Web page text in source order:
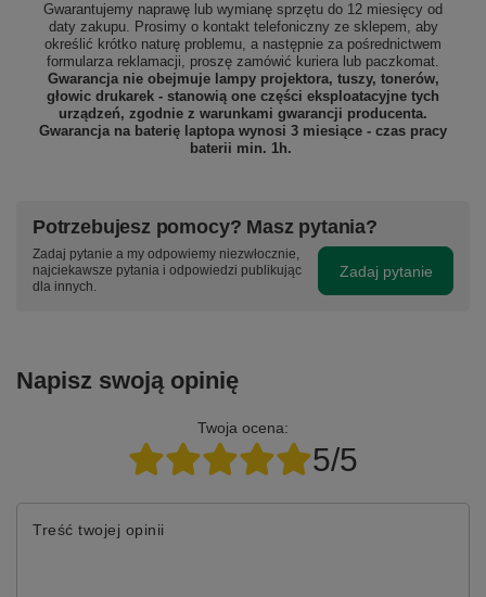
Gwarantujemy naprawę lub wymianę sprzętu do 12 miesięcy od
daty zakupu. Prosimy o kontakt telefoniczny ze sklepem, aby
określić krótko naturę problemu, a następnie za pośrednictwem
formularza reklamacji, proszę zamówić kuriera lub paczkomat.
Gwarancja nie obejmuje lampy projektora, tuszy, tonerów,
głowic drukarek - stanowią one części eksploatacyjne tych
urządzeń, zgodnie z warunkami gwarancji producenta.
Gwarancja na baterię laptopa wynosi 3 miesiące - czas pracy
baterii min. 1h.
Potrzebujesz pomocy? Masz pytania?
Zadaj pytanie a my odpowiemy niezwłocznie,
najciekawsze pytania i odpowiedzi publikując
dla innych.
Zadaj pytanie
Napisz swoją opinię
Twoja ocena:
5/5
Treść twojej opinii